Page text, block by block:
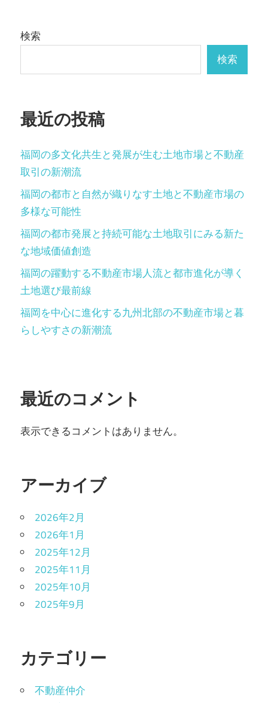
ー
ョ
検索
検索
最近の投稿
福岡の多文化共生と発展が生む土地市場と不動産
取引の新潮流
福岡の都市と自然が織りなす土地と不動産市場の
多様な可能性
福岡の都市発展と持続可能な土地取引にみる新た
な地域価値創造
福岡の躍動する不動産市場人流と都市進化が導く
土地選び最前線
福岡を中心に進化する九州北部の不動産市場と暮
らしやすさの新潮流
最近のコメント
表示できるコメントはありません。
アーカイブ
2026年2月
2026年1月
2025年12月
2025年11月
2025年10月
2025年9月
カテゴリー
不動産仲介